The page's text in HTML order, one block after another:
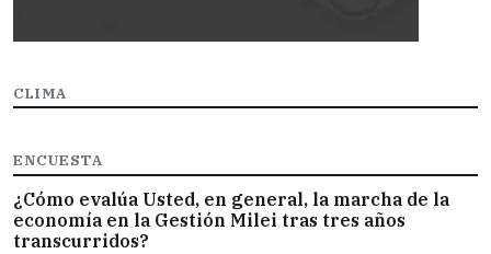
CLIMA
ENCUESTA
¿Cómo evalúa Usted, en general, la marcha de la
economía en la Gestión Milei tras tres años
transcurridos?